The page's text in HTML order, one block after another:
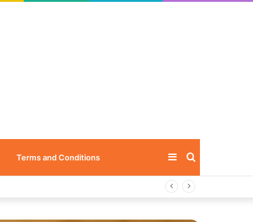
Terms and Conditions Sidebar